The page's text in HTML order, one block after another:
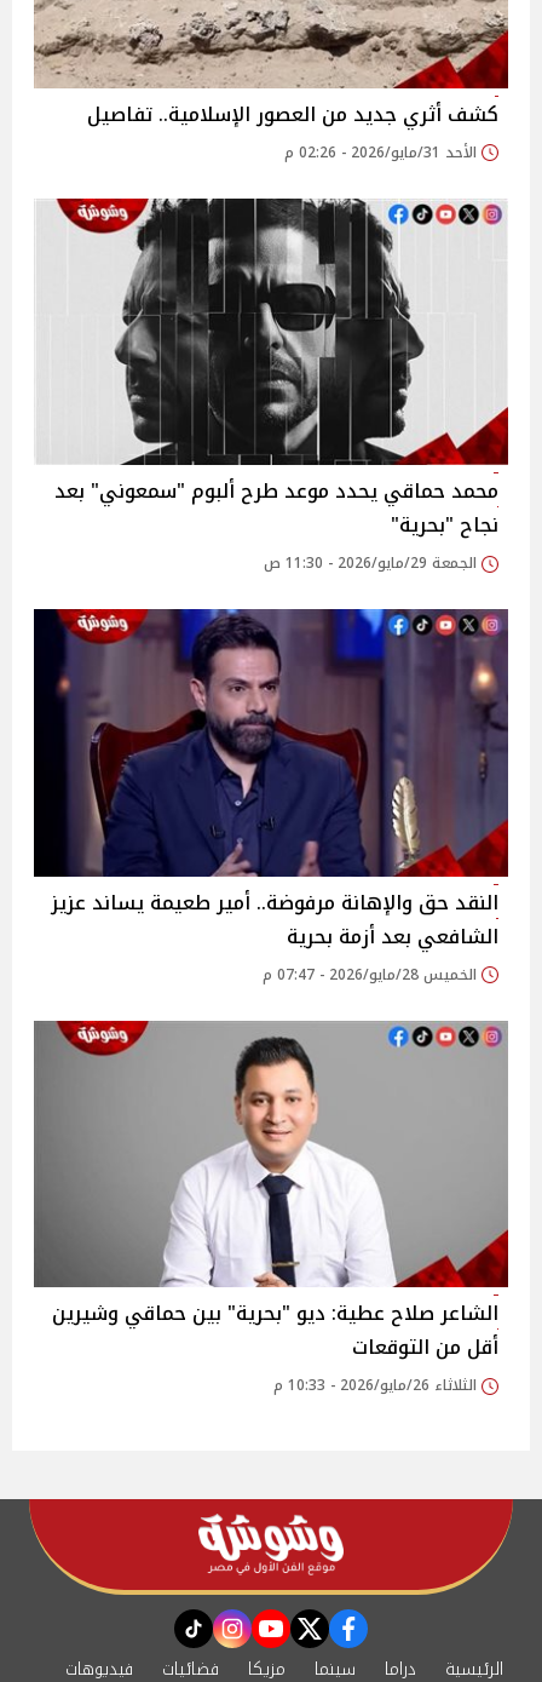
كشف أثري جديد من العصور الإسلامية.. تفاصيل
الأحد 31/مايو/2026 - 02:26 م
محمد حماقي يحدد موعد طرح ألبوم "سمعوني" بعد
نجاح "بحرية"
الجمعة 29/مايو/2026 - 11:30 ص
النقد حق والإهانة مرفوضة.. أمير طعيمة يساند عزيز
الشافعي بعد أزمة بحرية
الخميس 28/مايو/2026 - 07:47 م
الشاعر صلاح عطية: ديو "بحرية" بين حماقي وشيرين
أقل من التوقعات
الثلاثاء 26/مايو/2026 - 10:33 م
facebook
twitter
youtube
instagram
tiktok
الرئيسية دراما سينما مزيكا فضائيات فيديوهات